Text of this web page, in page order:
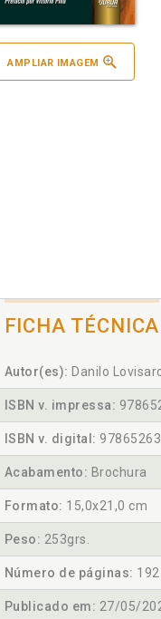
AMPLIAR IMAGEM
FICHA TÉCNICA
Autor(es): Danilo
ISBN v. impressa:
ISBN v. digital:
Acabamento: Brochura
Formato: 15,0x21,0 cm
Peso: 253grs.
Número de páginas: 192
Publicado em: 27/05/